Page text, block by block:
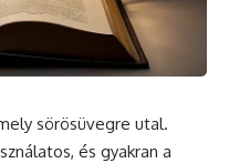
sörösüvegre utal.
és gyakran a